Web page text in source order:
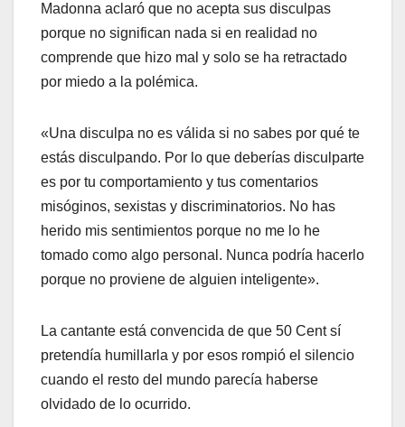
Madonna aclaró que no acepta sus disculpas
porque no significan nada si en realidad no
comprende que hizo mal y solo se ha retractado
por miedo a la polémica.
«Una disculpa no es válida si no sabes por qué te
estás disculpando. Por lo que deberías disculparte
es por tu comportamiento y tus comentarios
misóginos, sexistas y discriminatorios. No has
herido mis sentimientos porque no me lo he
tomado como algo personal. Nunca podría hacerlo
porque no proviene de alguien inteligente».
La cantante está convencida de que 50 Cent sí
pretendía humillarla y por esos rompió el silencio
cuando el resto del mundo parecía haberse
olvidado de lo ocurrido.